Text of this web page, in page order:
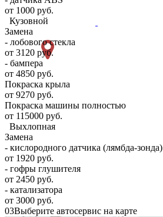
от 1000 руб.
Кузовной
Замена
- лобового стекла
от 3120 руб.
- бампера
от 4850 руб.
Покраска крыла
от 9270 руб.
Покраска машины полностью
от 115000 руб.
Выхлопная
Замена
- кислородного датчика (лямбда-зонда)
от 1920 руб.
- гофры глушителя
от 2450 руб.
- катализатора
от 3000 руб.
03Выберите автосервис на карте